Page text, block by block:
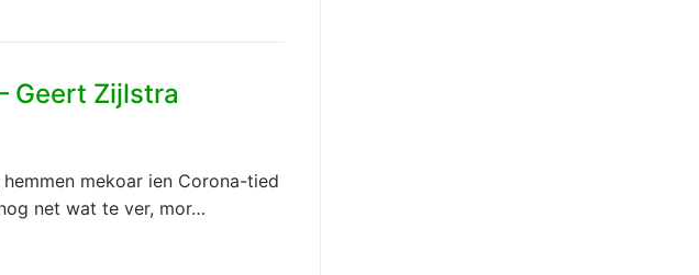
Geert Zijlstra
mekoar ien Corona-tied
net wat te ver, mor…